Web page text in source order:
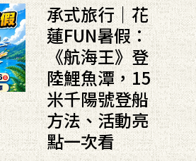
承式旅行｜花
蓮FUN暑假：
《航海王》登
陸鯉魚潭，15
米千陽號登船
方法、活動亮
點一次看